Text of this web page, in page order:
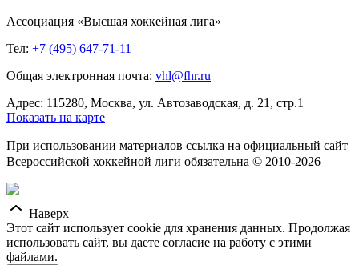
Ассоциация «Высшая хоккейная лига»
Тел: +7 (495) 647-71-11
Общая электронная почта: vhl@fhr.ru
Адрес: 115280, Москва, ул. Автозаводская, д. 21, стр.1
Показать на карте
При использовании материалов ссылка на официальный сайт
Всероссийской хоккейной лиги обязательна © 2010-2026
Наверх
Этот сайт использует cookie для хранения данных. Продолжая
использовать сайт, вы даете согласие на работу с этими
файлами.